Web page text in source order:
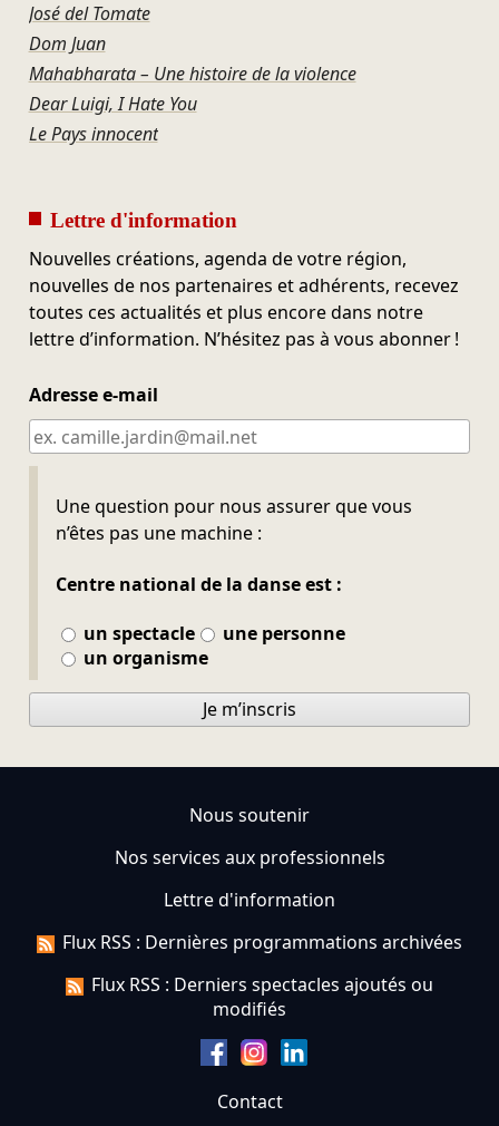
José del Tomate
Dom Juan
Mahabharata – Une histoire de la violence
Dear Luigi, I Hate You
Le Pays innocent
Lettre d'information
Nouvelles créations, agenda de votre région,
nouvelles de nos partenaires et adhérents, recevez
toutes ces actualités et plus encore dans notre
lettre d’information. N’hésitez pas à vous abonner !
Adresse e-mail
Une question pour nous assurer que vous
n’êtes pas une machine :
Centre national de la danse est :
un spectacle
une personne
un organisme
Ne pas remplir
Je m’inscris
Nous soutenir
Nos services aux professionnels
Lettre d'information
Flux RSS : Dernières programmations archivées
Flux RSS : Derniers spectacles ajoutés ou
modifiés
Contact